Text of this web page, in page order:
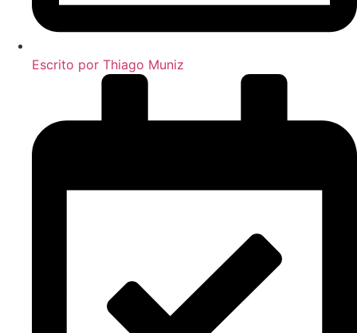
Escrito por Thiago Muniz